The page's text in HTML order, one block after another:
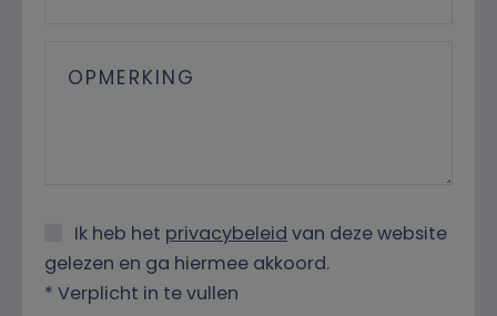
Ik heb het privacybeleid van deze website
gelezen en ga hiermee akkoord.
* Verplicht in te vullen